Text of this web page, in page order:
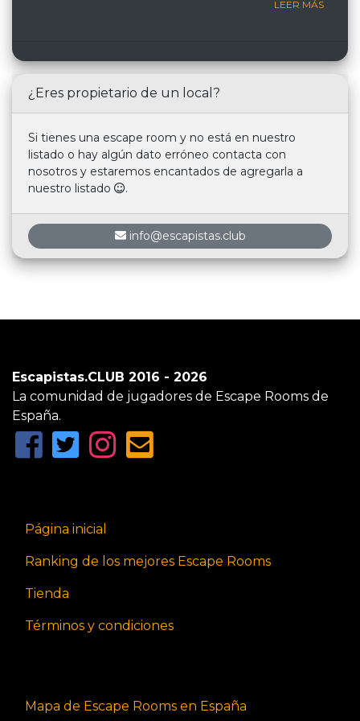
LEER MÁS
¿Eres propietario de un local?
Si tienes una escape room y no está en nuestro
listado o hay algún dato erróneo contacta con
nosotros y estaremos encantados de agregarla a
nuestro listado
.
info@escapistas.club
Escapistas.CLUB 2016 - 2026
La comunidad de jugadores de Escape Rooms de
España.
Página inicial
Ranking de los mejores Escape Rooms
Tienda
Términos y condiciones
Mapa de Escape Rooms en España